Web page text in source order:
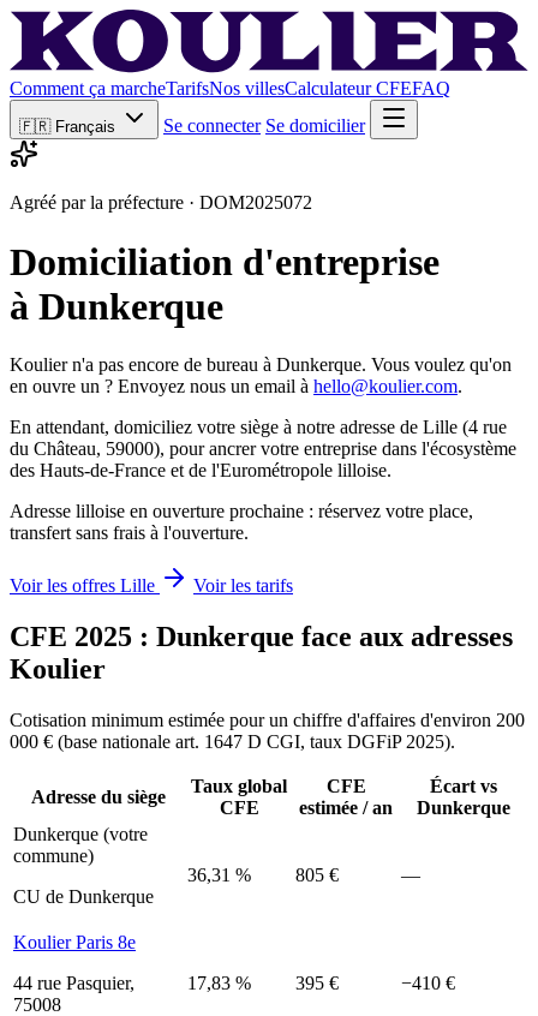
Comment ça marcheTarifsNos villesCalculateur CFEFAQ
🇫🇷 Français Se connecter Se domicilier
Agréé par la préfecture · DOM2025072
Domiciliation d'entreprise
à Dunkerque
Koulier n'a pas encore de bureau à Dunkerque. Vous voulez qu'on
en ouvre un ? Envoyez nous un email à hello@koulier.com.
En attendant, domiciliez votre siège à notre adresse de Lille (4 rue
du Château, 59000), pour ancrer votre entreprise dans l'écosystème
des Hauts-de-France et de l'Eurométropole lilloise.
Adresse lilloise en ouverture prochaine : réservez votre place,
transfert sans frais à l'ouverture.
Voir les offres Lille Voir les tarifs
CFE 2025 : Dunkerque face aux adresses
Koulier
Cotisation minimum estimée pour un chiffre d'affaires d'environ 200
000 € (base nationale art. 1647 D CGI, taux DGFiP 2025).
Adresse du siège
Taux global
CFE
CFE
estimée / an
Écart vs
Dunkerque
Dunkerque (votre
commune)
CU de Dunkerque
36,31 % 805 € —
Koulier Paris 8e
44 rue Pasquier,
75008
17,83 % 395 € −410 €